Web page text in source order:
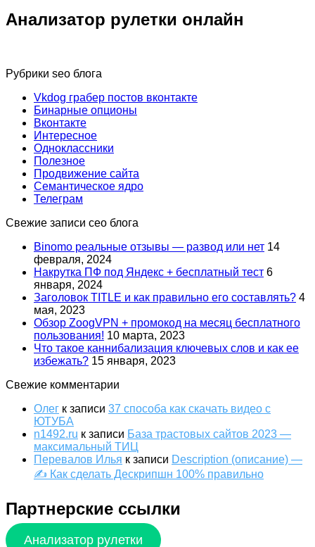
Анализатор рулетки онлайн
Рубрики seo блога
Vkdog грабер постов вконтакте
Бинарные опционы
Вконтакте
Интересное
Одноклассники
Полезное
Продвижение сайта
Семантическое ядро
Телеграм
Свежие записи сео блога
Binomo реальные отзывы — развод или нет 14
февраля, 2024
Накрутка ПФ под Яндекс + бесплатный тест 6
января, 2024
Заголовок TITLE и как правильно его составлять? 4
мая, 2023
Обзор ZoogVPN + промокод на месяц бесплатного
пользования! 10 марта, 2023
Что такое каннибализация ключевых слов и как ее
избежать? 15 января, 2023
Свежие комментарии
Олег к записи 37 способа как скачать видео с
ЮТУБА
n1492.ru к записи База трастовых сайтов 2023 —
максимальный ТИЦ
Перевалов Илья к записи Description (описание) —
✍ Как сделать Дескрипшн 100% правильно
Партнерские ссылки
Анализатор рулетки